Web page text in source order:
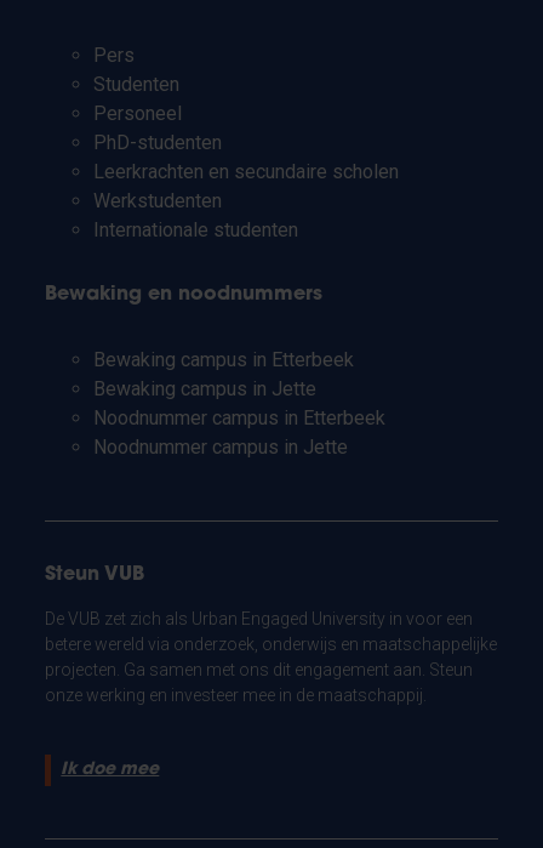
Pers
Studenten
Personeel
PhD-studenten
Leerkrachten en secundaire scholen
Werkstudenten
Internationale studenten
Bewaking en noodnummers
Bewaking campus in Etterbeek
Bewaking campus in Jette
Noodnummer campus in Etterbeek
Noodnummer campus in Jette
Steun VUB
De VUB zet zich als Urban Engaged University in voor een
betere wereld via onderzoek, onderwijs en maatschappelijke
projecten. Ga samen met ons dit engagement aan. Steun
onze werking en investeer mee in de maatschappij.
Ik doe mee